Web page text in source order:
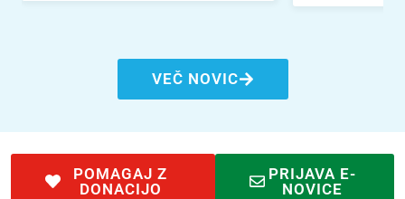
VEČ NOVIC
POMAGAJ Z
DONACIJO
PRIJAVA E-
NOVICE